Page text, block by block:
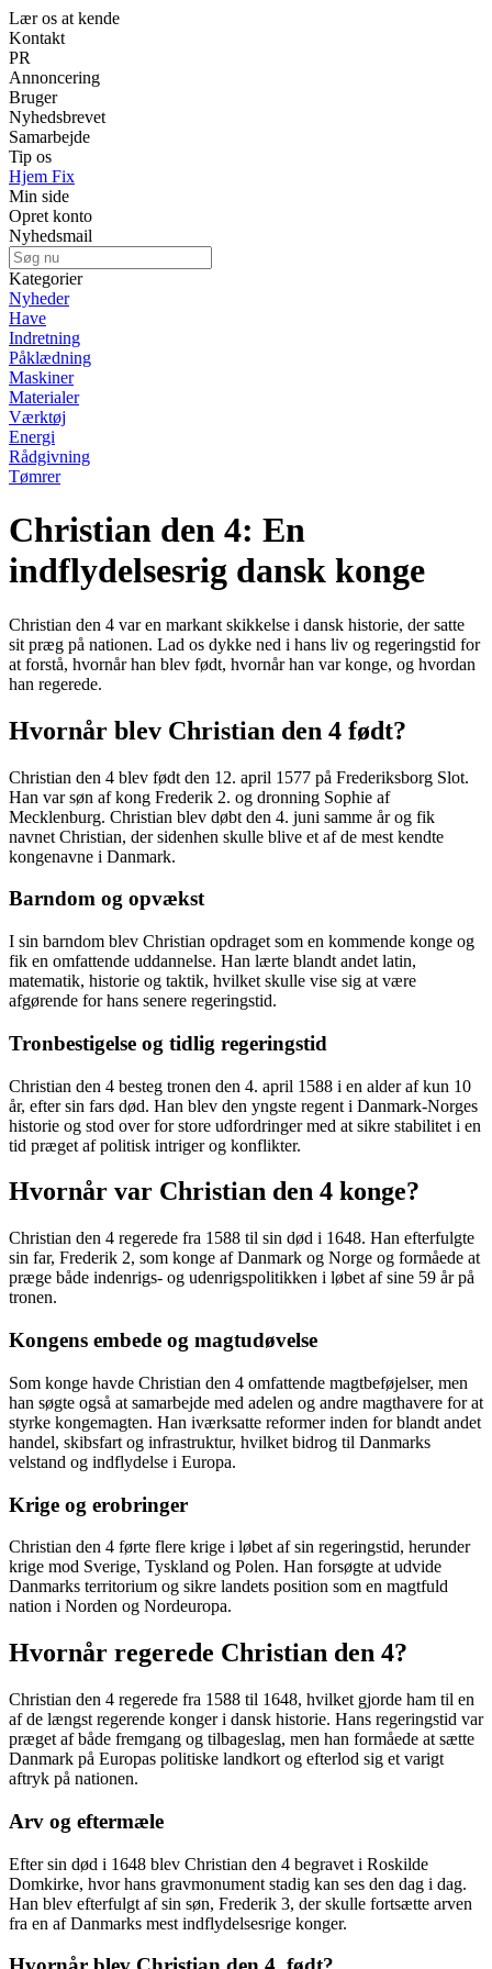
Lær os at kende
Kontakt
PR
Annoncering
Bruger
Nyhedsbrevet
Samarbejde
Tip os
Hjem Fix
Min side
Opret konto
Nyhedsmail
Kategorier
Nyheder
Have
Indretning
Påklædning
Maskiner
Materialer
Værktøj
Energi
Rådgivning
Tømrer
Christian den 4: En
indflydelsesrig dansk konge
Christian den 4 var en markant skikkelse i dansk historie, der satte
sit præg på nationen. Lad os dykke ned i hans liv og regeringstid for
at forstå, hvornår han blev født, hvornår han var konge, og hvordan
han regerede.
Hvornår blev Christian den 4 født?
Christian den 4 blev født den 12. april 1577 på Frederiksborg Slot.
Han var søn af kong Frederik 2. og dronning Sophie af
Mecklenburg. Christian blev døbt den 4. juni samme år og fik
navnet Christian, der sidenhen skulle blive et af de mest kendte
kongenavne i Danmark.
Barndom og opvækst
I sin barndom blev Christian opdraget som en kommende konge og
fik en omfattende uddannelse. Han lærte blandt andet latin,
matematik, historie og taktik, hvilket skulle vise sig at være
afgørende for hans senere regeringstid.
Tronbestigelse og tidlig regeringstid
Christian den 4 besteg tronen den 4. april 1588 i en alder af kun 10
år, efter sin fars død. Han blev den yngste regent i Danmark-Norges
historie og stod over for store udfordringer med at sikre stabilitet i en
tid præget af politisk intriger og konflikter.
Hvornår var Christian den 4 konge?
Christian den 4 regerede fra 1588 til sin død i 1648. Han efterfulgte
sin far, Frederik 2, som konge af Danmark og Norge og formåede at
præge både indenrigs- og udenrigspolitikken i løbet af sine 59 år på
tronen.
Kongens embede og magtudøvelse
Som konge havde Christian den 4 omfattende magtbeføjelser, men
han søgte også at samarbejde med adelen og andre magthavere for at
styrke kongemagten. Han iværksatte reformer inden for blandt andet
handel, skibsfart og infrastruktur, hvilket bidrog til Danmarks
velstand og indflydelse i Europa.
Krige og erobringer
Christian den 4 førte flere krige i løbet af sin regeringstid, herunder
krige mod Sverige, Tyskland og Polen. Han forsøgte at udvide
Danmarks territorium og sikre landets position som en magtfuld
nation i Norden og Nordeuropa.
Hvornår regerede Christian den 4?
Christian den 4 regerede fra 1588 til 1648, hvilket gjorde ham til en
af de længst regerende konger i dansk historie. Hans regeringstid var
præget af både fremgang og tilbageslag, men han formåede at sætte
Danmark på Europas politiske landkort og efterlod sig et varigt
aftryk på nationen.
Arv og eftermæle
Efter sin død i 1648 blev Christian den 4 begravet i Roskilde
Domkirke, hvor hans gravmonument stadig kan ses den dag i dag.
Han blev efterfulgt af sin søn, Frederik 3, der skulle fortsætte arven
fra en af Danmarks mest indflydelsesrige konger.